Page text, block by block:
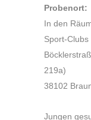
Probenort:
In den
Sport-Clubs
219a)
38102
Jungen